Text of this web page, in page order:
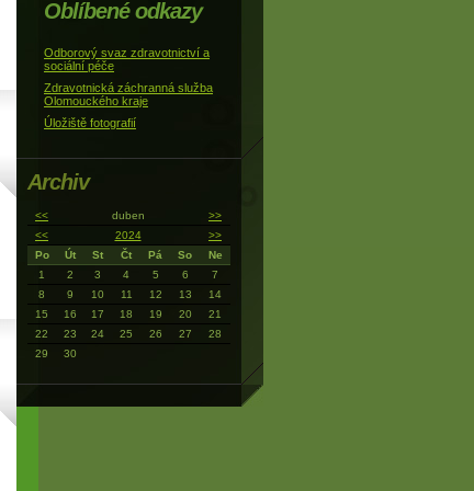
Oblíbené odkazy
Odborový svaz zdravotnictví a
sociální péče
Zdravotnická záchranná služba
Olomouckého kraje
Úložiště fotografií
Archiv
<< duben
>>
<<
2024
>>
Po
Út St Čt Pá So
Ne
1
2 3 4 5 6
7
8
9 10 11 12 13
14
15
16 17 18 19 20
21
22
23 24 25 26 27
28
29
30